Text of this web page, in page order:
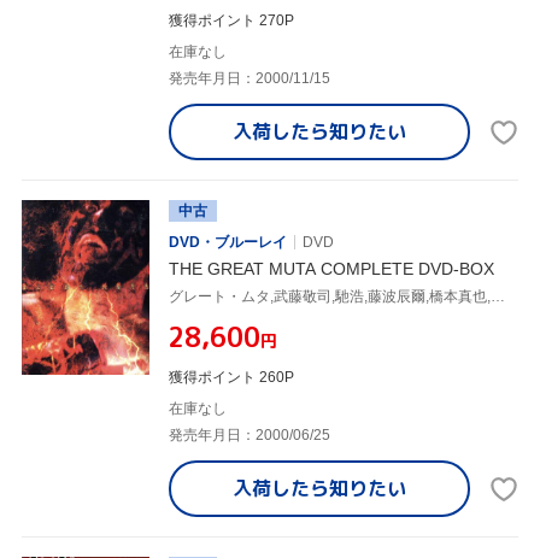
獲得ポイント 270P
在庫なし
発売年月日：2000/11/15
入荷したら知りたい
中古
DVD・ブルーレイ
DVD
THE GREAT MUTA COMPLETE DVD-BOX
グレート・ムタ,武藤敬司,馳浩,藤波辰爾,橋本真也,蝶野正洋,小川直也,佐々木健介,長州力,天龍源一郎
¥28,600円
獲得ポイント 260P
在庫なし
発売年月日：2000/06/25
入荷したら知りたい